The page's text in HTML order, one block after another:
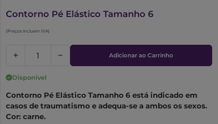
Contorno Pé Elástico Tamanho 6
(Preços incluem IVA)
Adicionar ao Carrinho
Disponível
Contorno Pé Elástico Tamanho 6 está indicado em
casos de traumatismo e adequa-se a ambos os sexos.
Cor: carne.